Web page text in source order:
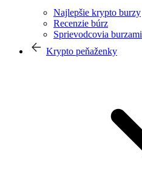
Najlepšie krypto burzy
Recenzie búrz
Sprievodcovia burzami
Krypto peňaženky